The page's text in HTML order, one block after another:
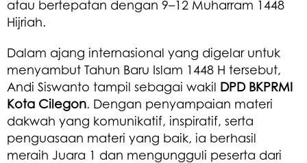
atau bertepatan dengan 9–12 Muharram 1448
Hijriah.
Dalam ajang internasional yang digelar untuk
menyambut Tahun Baru Islam 1448 H tersebut,
Andi Siswanto tampil sebagai wakil DPD BKPRMI
Kota Cilegon. Dengan penyampaian materi
dakwah yang komunikatif, inspiratif, serta
penguasaan materi yang baik, ia berhasil
meraih Juara 1 dan mengungguli peserta dari